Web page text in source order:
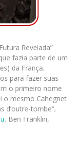
Revelada”
fazia parte de um
da França.
para fazer suas
o primeiro nome
o mesmo Cahegnet
d’outre-tombe”,
, Ben Franklin,